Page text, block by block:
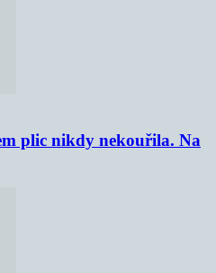
plic nikdy nekouřila. Na